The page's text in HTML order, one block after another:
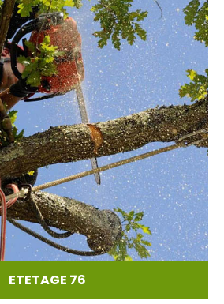
ETETAGE 76